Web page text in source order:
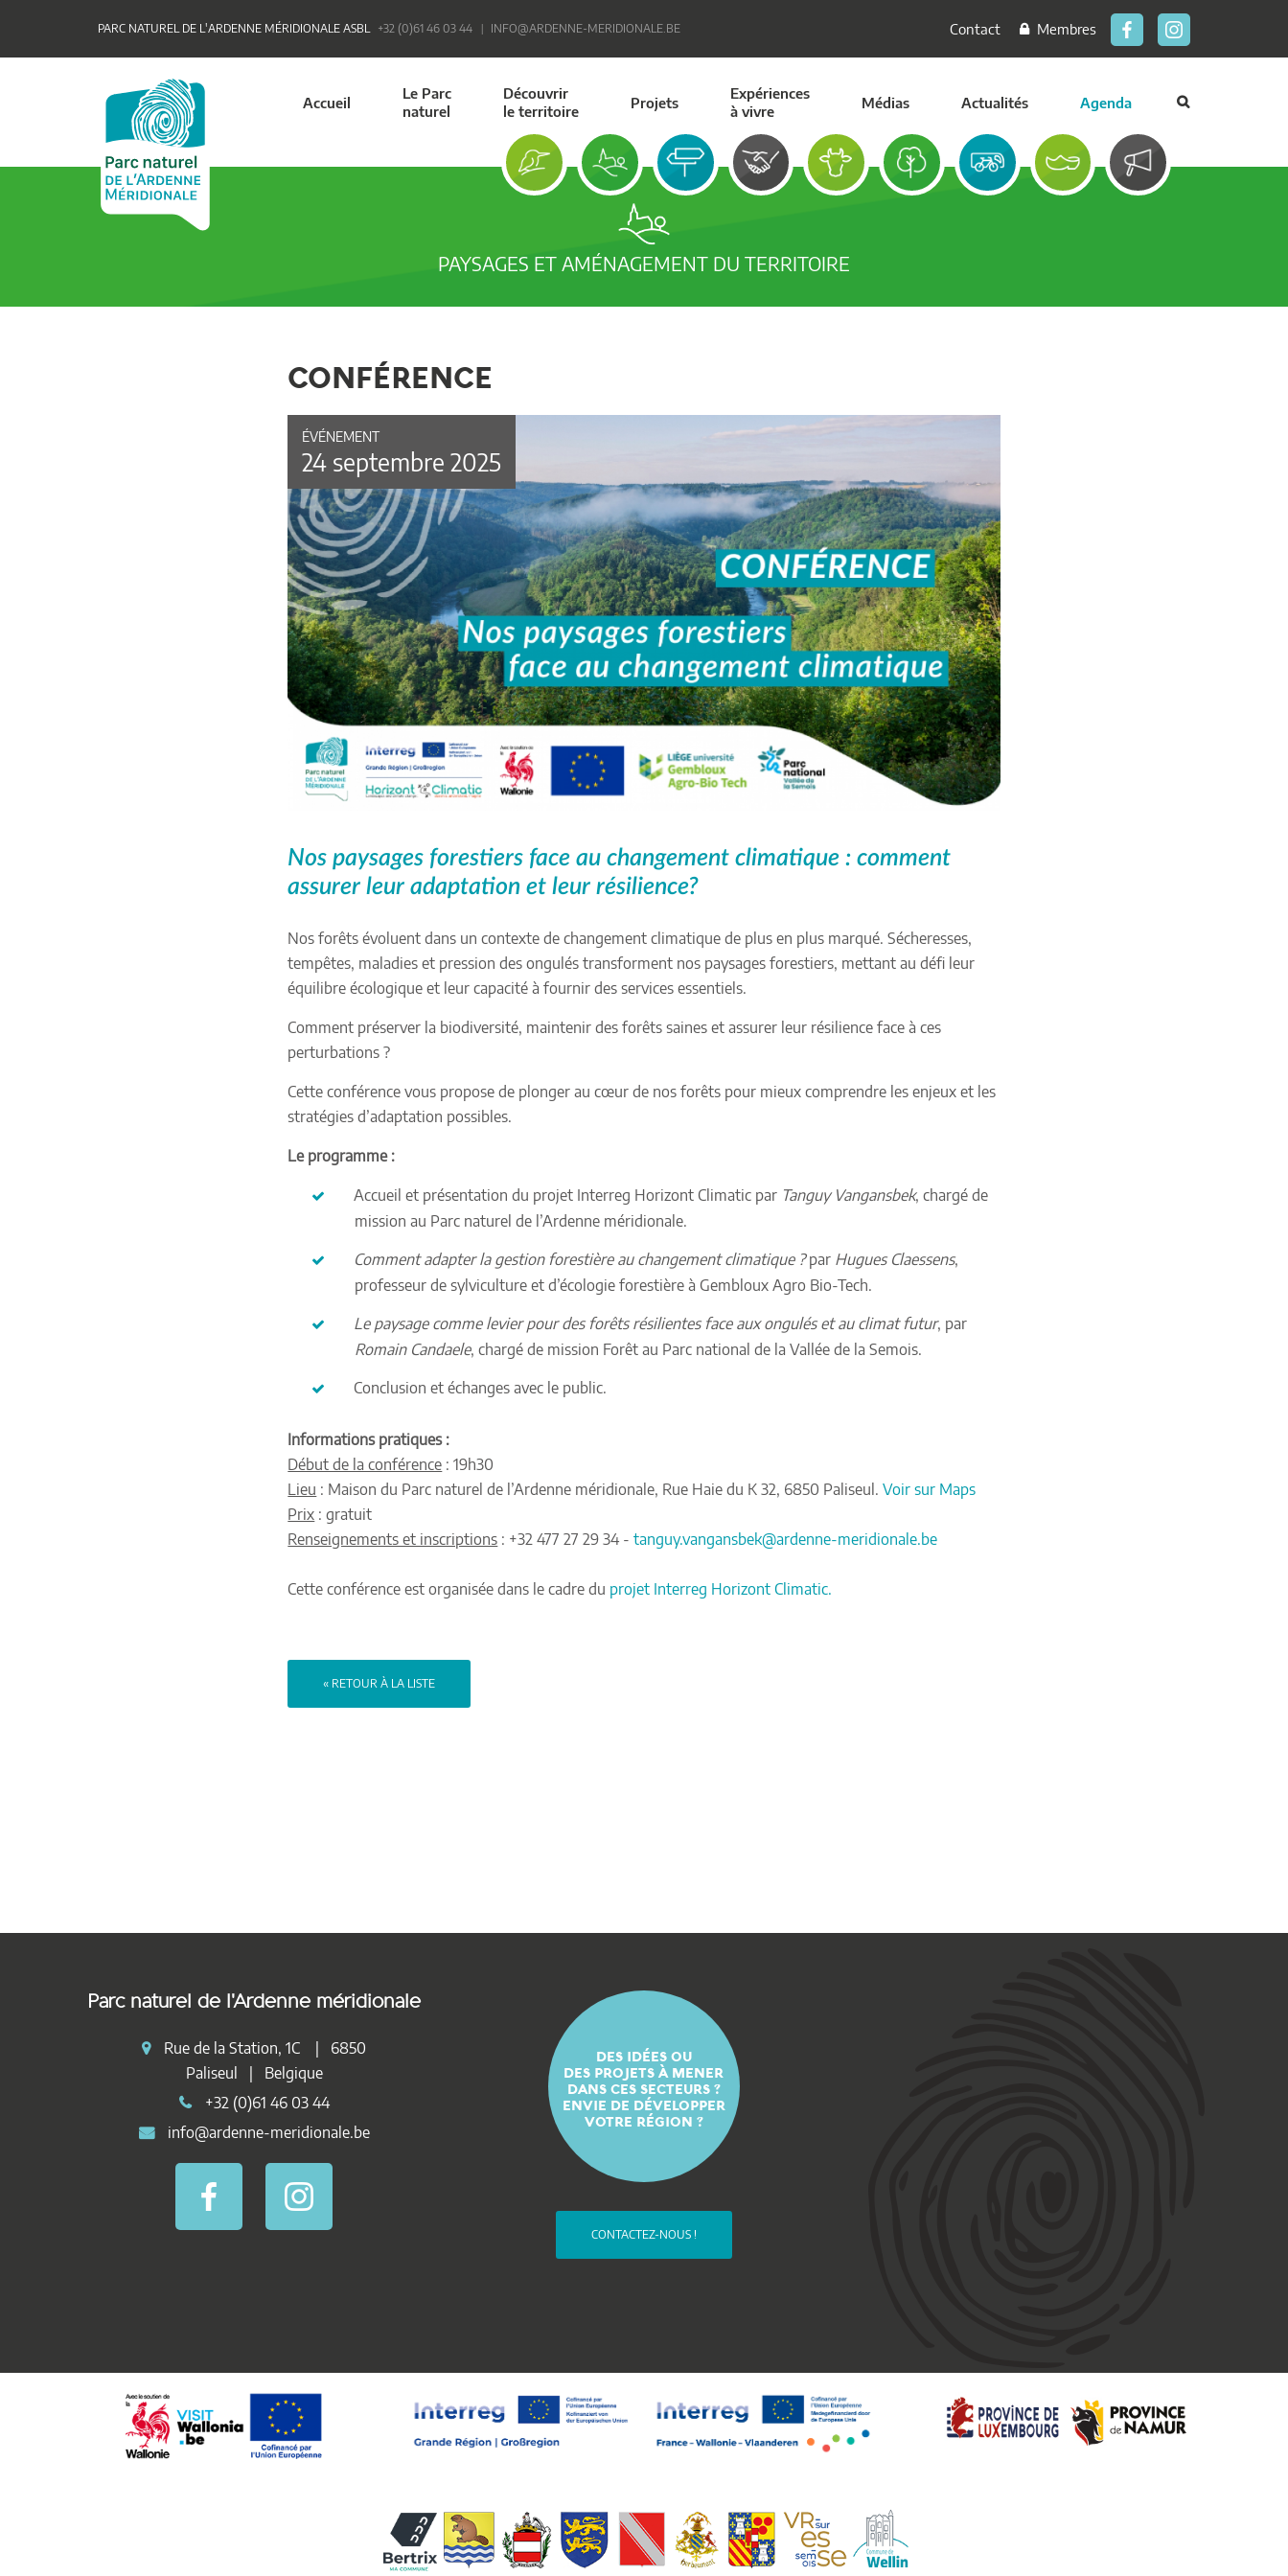
PARC NATUREL DE L'ARDENNE MÉRIDIONALE ASBL +32 (0)61 46 03 44 INFO@ARDENNE-MERIDIONALE.BE Contact Membres
Accueil
Le Parc
naturel
Découvrir
le territoire
Projets
Expériences
à vivre
Médias Actualités Agenda
PAYSAGES ET AMÉNAGEMENT DU TERRITOIRE
CONFÉRENCE
ÉVÉNEMENT
24 septembre 2025
Nos paysages forestiers face au changement climatique : comment
assurer leur adaptation et leur résilience?
Nos forêts évoluent dans un contexte de changement climatique de plus en plus marqué. Sécheresses,
tempêtes, maladies et pression des ongulés transforment nos paysages forestiers, mettant au défi leur
équilibre écologique et leur capacité à fournir des services essentiels.
Comment préserver la biodiversité, maintenir des forêts saines et assurer leur résilience face à ces
perturbations ?
Cette conférence vous propose de plonger au cœur de nos forêts pour mieux comprendre les enjeux et les
stratégies d’adaptation possibles.
Le programme :
Accueil et présentation du projet Interreg Horizont Climatic par Tanguy Vangansbek, chargé de
mission au Parc naturel de l’Ardenne méridionale.
Comment adapter la gestion forestière au changement climatique ?par Hugues Claessens,
professeur de sylviculture et d’écologie forestière à Gembloux Agro Bio-Tech.
Le paysage comme levier pour des forêts résilientes face aux ongulés et au climat futur, par
Romain Candaele, chargé de mission Forêt au Parc national de la Vallée de la Semois.
Conclusion et échanges avec le public.
Informations pratiques :
Début de la conférence : 19h30
Lieu : Maison du Parc naturel de l’Ardenne méridionale, Rue Haie du K 32, 6850 Paliseul.Voir sur Maps
Prix : gratuit
Renseignements et inscriptions : +32 477 27 29 34 -tanguy.vangansbek@ardenne-meridionale.be
Cette conférence est organisée dans le cadre du projet Interreg Horizont Climatic.
« RETOUR À LA LISTE
Parc naturel de l'Ardenne méridionale
Rue de la Station, 1C | 6850
Paliseul | Belgique
+32 (0)61 46 03 44
info@ardenne-meridionale.be
DES IDÉES OU
DES PROJETS À MENER
DANS CES SECTEURS ?
ENVIE DE DÉVELOPPER
VOTRE RÉGION ?
CONTACTEZ-NOUS !